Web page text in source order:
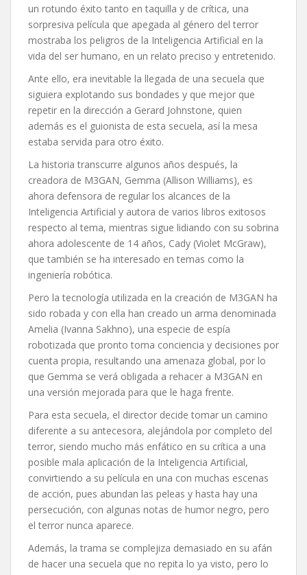
un rotundo éxito tanto en taquilla y de crítica, una
sorpresiva película que apegada al género del terror
mostraba los peligros de la Inteligencia Artificial en la
vida del ser humano, en un relato preciso y entretenido.
Ante ello, era inevitable la llegada de una secuela que
siguiera explotando sus bondades y que mejor que
repetir en la dirección a Gerard Johnstone, quien
además es el guionista de esta secuela, así la mesa
estaba servida para otro éxito.
La historia transcurre algunos años después, la
creadora de M3GAN, Gemma (Allison Williams), es
ahora defensora de regular los alcances de la
Inteligencia Artificial y autora de varios libros exitosos
respecto al tema, mientras sigue lidiando con su sobrina
ahora adolescente de 14 años, Cady (Violet McGraw),
que también se ha interesado en temas como la
ingeniería robótica.
Pero la tecnología utilizada en la creación de M3GAN ha
sido robada y con ella han creado un arma denominada
Amelia (Ivanna Sakhno), una especie de espía
robotizada que pronto toma conciencia y decisiones por
cuenta propia, resultando una amenaza global, por lo
que Gemma se verá obligada a rehacer a M3GAN en
una versión mejorada para que le haga frente.
Para esta secuela, el director decide tomar un camino
diferente a su antecesora, alejándola por completo del
terror, siendo mucho más enfático en su crítica a una
posible mala aplicación de la Inteligencia Artificial,
convirtiendo a su película en una con muchas escenas
de acción, pues abundan las peleas y hasta hay una
persecución, con algunas notas de humor negro, pero
el terror nunca aparece.
Además, la trama se complejiza demasiado en su afán
de hacer una secuela que no repita lo ya visto, pero lo